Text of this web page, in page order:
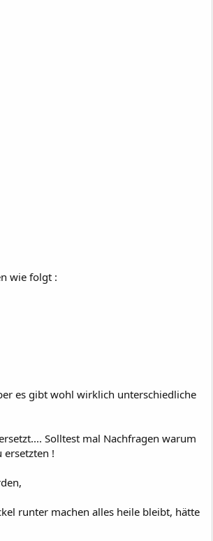
wie folgt :
es gibt wohl wirklich unterschiedliche
Solltest mal Nachfragen warum
!
runter machen alles heile bleibt, hätte